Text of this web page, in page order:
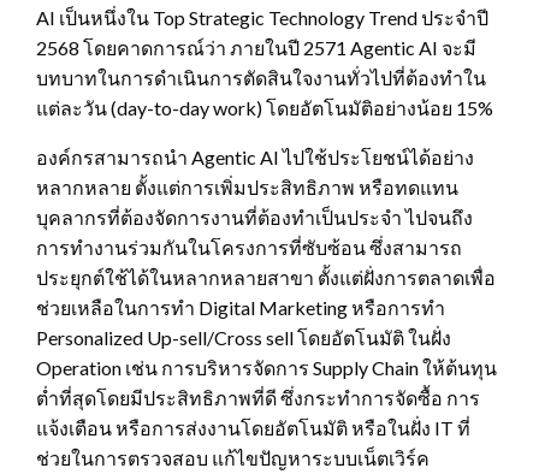
AI เป็นหนึ่งใน Top Strategic Technology Trend ประจำปี
2568 โดยคาดการณ์ว่า ภายในปี 2571 Agentic AI จะมี
บทบาทในการดำเนินการตัดสินใจงานทั่วไปที่ต้องทำใน
แต่ละวัน (day-to-day work) โดยอัตโนมัติอย่างน้อย 15%
องค์กรสามารถนำ Agentic AI ไปใช้ประโยชน์ได้อย่าง
หลากหลาย ตั้งแต่การเพิ่มประสิทธิภาพ หรือทดแทน
บุคลากรที่ต้องจัดการงานที่ต้องทำเป็นประจำ ไปจนถึง
การทำงานร่วมกันในโครงการที่ซับซ้อน ซึ่งสามารถ
ประยุกต์ใช้ได้ในหลากหลายสาขา ตั้งแต่ฝั่งการตลาดเพื่อ
ช่วยเหลือในการทำ Digital Marketing หรือการทำ
Personalized Up-sell/Cross sell โดยอัตโนมัติ ในฝั่ง
Operation เช่น การบริหารจัดการ Supply Chain ให้ต้นทุน
ต่ำที่สุดโดยมีประสิทธิภาพที่ดี ซึ่งกระทำการจัดซื้อ การ
แจ้งเตือน หรือการส่งงานโดยอัตโนมัติ หรือในฝั่ง IT ที่
ช่วยในการตรวจสอบ แก้ไขปัญหาระบบเน็ตเวิร์ค